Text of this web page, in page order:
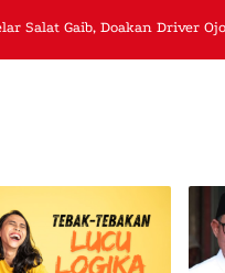
Salat Gaib, Doakan Driver